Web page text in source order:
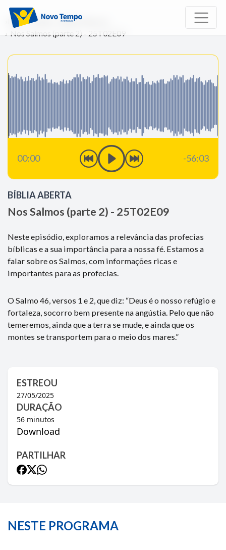
Início Rádio
Bíblia Aberta
Nos Salmos (parte 2) - 25T02E09
00:00 -56:03
BÍBLIA ABERTA
Nos Salmos (parte 2) - 25T02E09
Neste episódio, exploramos a relevância das profecias
bíblicas e a sua importância para a nossa fé. Estamos a
falar sobre os Salmos, com informações ricas e
importantes para as profecias.
O Salmo 46, versos 1 e 2, que diz: “Deus é o nosso refúgio e
fortaleza, socorro bem presente na angústia. Pelo que não
temeremos, ainda que a terra se mude, e ainda que os
montes se transportem para o meio dos mares.”
ESTREOU
27/05/2025
DURAÇÃO
56 minutos
Download
PARTILHAR
NESTE PROGRAMA